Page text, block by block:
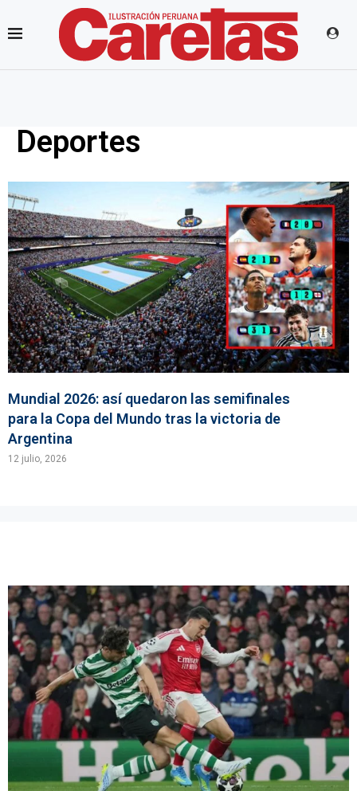
Deportes
Mundial 2026: así quedaron las semifinales
para la Copa del Mundo tras la victoria de
Argentina
12 julio, 2026